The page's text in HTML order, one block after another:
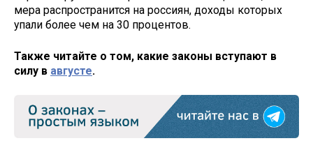
мера распространится на россиян, доходы которых
упали более чем на 30 процентов.
Также читайте о том, какие законы вступают в
силу в августе.